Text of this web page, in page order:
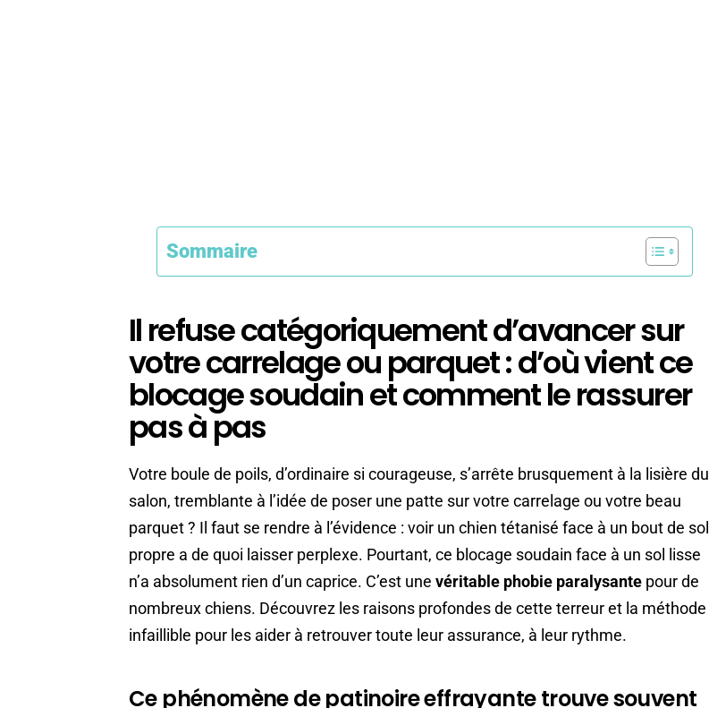
Sommaire
Il refuse catégoriquement d’avancer sur
votre carrelage ou parquet : d’où vient ce
blocage soudain et comment le rassurer
pas à pas
Votre boule de poils, d’ordinaire si courageuse, s’arrête brusquement à la lisière du
salon, tremblante à l’idée de poser une patte sur votre carrelage ou votre beau
parquet ? Il faut se rendre à l’évidence : voir un chien tétanisé face à un bout de sol
propre a de quoi laisser perplexe. Pourtant, ce blocage soudain face à un sol lisse
n’a absolument rien d’un caprice. C’est une véritable phobie paralysante pour de
nombreux chiens. Découvrez les raisons profondes de cette terreur et la méthode
infaillible pour les aider à retrouver toute leur assurance, à leur rythme.
Ce phénomène de patinoire effrayante trouve souvent